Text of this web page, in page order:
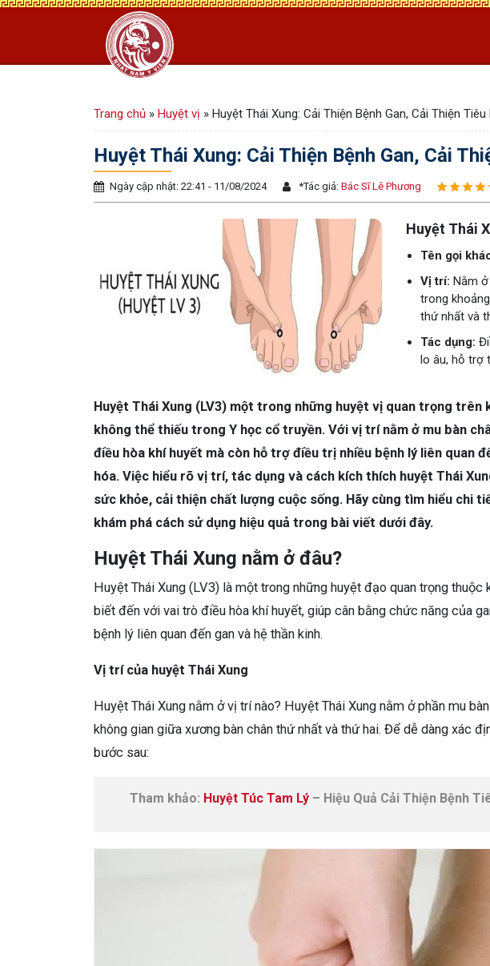
Trang chủ » Huyệt vị » Huyệt Thái Xung: Cải Thiện Bệnh Gan, Cải Thiện Tiêu
Huyệt Thái Xung: Cải Thiện Bệnh Gan, Cải
Ngày cập nhật: 22:41 - 11/08/2024 *Tác giả: Bác Sĩ Lê Phương
Huyệt Thái
Tên gọi
Vị trí: Nằm
trong
thứ nhất và
Tác dụng:
lo âu, hỗ trợ
Huyệt Thái Xung (LV3) một trong những huyệt vị quan trọng trên
không thể thiếu trong Y học cổ truyền. Với vị trí nằm ở mu bàn
điều hòa khí huyết mà còn hỗ trợ điều trị nhiều bệnh lý liên quan
hóa. Việc hiểu rõ vị trí, tác dụng và cách kích thích huyệt Thái
sức khỏe, cải thiện chất lượng cuộc sống. Hãy cùng tìm hiểu chi
khám phá cách sử dụng hiệu quả trong bài viết dưới đây.
Huyệt Thái Xung nằm ở đâu?
Huyệt Thái Xung (LV3) là một trong những huyệt đạo quan trọng thuộc
biết đến với vai trò điều hòa khí huyết, giúp cân bằng chức năng của
bệnh lý liên quan đến gan và hệ thần kinh.
Vị trí của huyệt Thái Xung
Huyệt Thái Xung nằm ở vị trí nào? Huyệt Thái Xung nằm ở phần mu
không gian giữa xương bàn chân thứ nhất và thứ hai. Để dễ dàng xác
bước sau:
Tham khảo: Huyệt Túc Tam Lý – Hiệu Quả Cải Thiện Bệnh